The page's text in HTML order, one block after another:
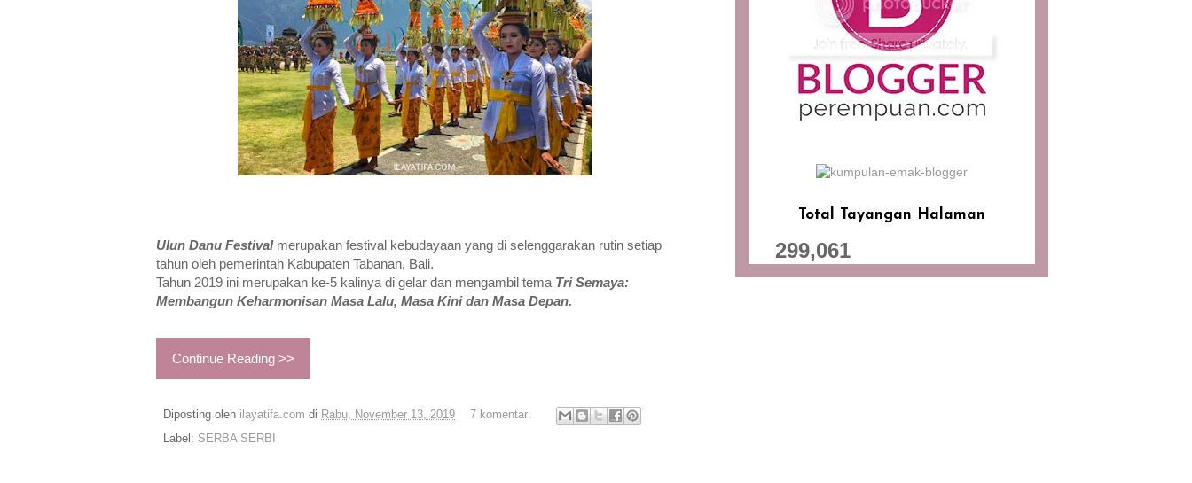
Ulun Danu Festival merupakan festival kebudayaan yang di selenggarakan rutin setiap
tahun oleh pemerintah Kabupaten Tabanan, Bali.
Tahun 2019 ini merupakan ke-5 kalinya di gelar dan mengambil tema Tri Semaya:
Membangun Keharmonisan Masa Lalu, Masa Kini dan Masa Depan.
Continue Reading >>
Diposting oleh ilayatifa.com di Rabu, November 13, 2019
7 komentar:
Label: SERBA SERBI
Total Tayangan Halaman
299,061